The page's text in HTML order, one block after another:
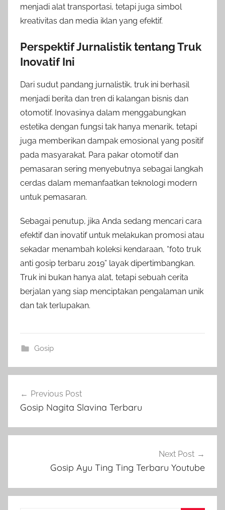
menjadi alat transportasi, tetapi juga simbol
kreativitas dan media iklan yang efektif.
Perspektif Jurnalistik tentang Truk
Inovatif Ini
Dari sudut pandang jurnalistik, truk ini berhasil
menjadi berita dan tren di kalangan bisnis dan
otomotif. Inovasinya dalam menggabungkan
estetika dengan fungsi tak hanya menarik, tetapi
juga memberikan dampak emosional yang positif
pada masyarakat. Para pakar otomotif dan
pemasaran sering menyebutnya sebagai langkah
cerdas dalam memanfaatkan teknologi modern
untuk pemasaran.
Sebagai penutup, jika Anda sedang mencari cara
efektif dan inovatif untuk melakukan promosi atau
sekadar menambah koleksi kendaraan, “foto truk
anti gosip terbaru 2019” layak dipertimbangkan.
Truk ini bukan hanya alat, tetapi sebuah cerita
berjalan yang siap menciptakan pengalaman unik
dan tak terlupakan.
Gosip
navigation
Previous Post
Gosip Nagita Slavina Terbaru
Next Post
Gosip Ayu Ting Ting Terbaru Youtube